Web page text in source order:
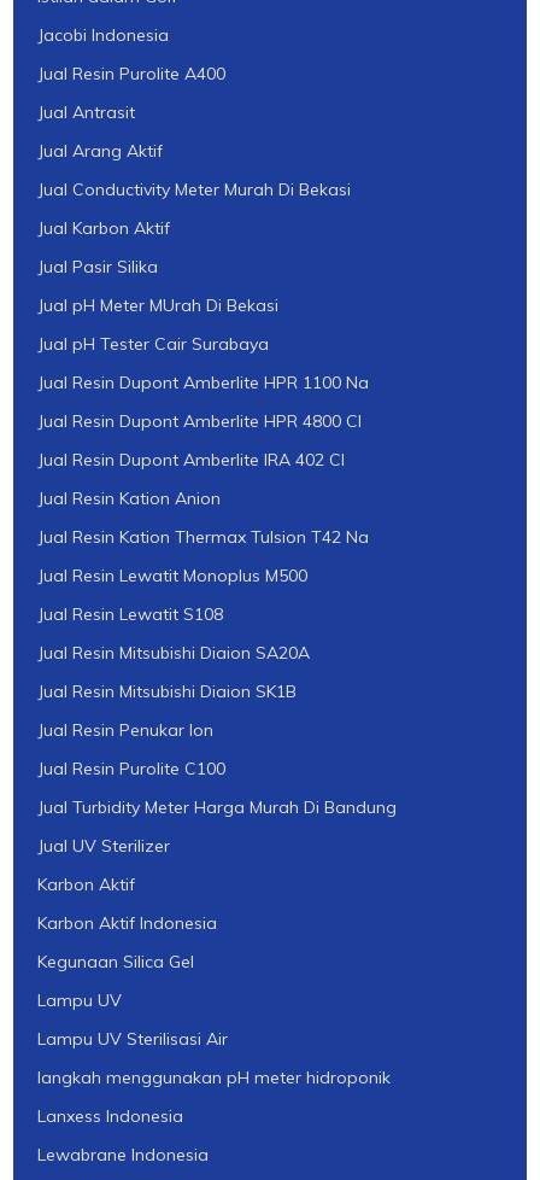
Jacobi Indonesia
Jual Resin Purolite A400
Jual Antrasit
Jual Arang Aktif
Jual Conductivity Meter Murah Di Bekasi
Jual Karbon Aktif
Jual Pasir Silika
Jual pH Meter MUrah Di Bekasi
Jual pH Tester Cair Surabaya
Jual Resin Dupont Amberlite HPR 1100 Na
Jual Resin Dupont Amberlite HPR 4800 Cl
Jual Resin Dupont Amberlite IRA 402 Cl
Jual Resin Kation Anion
Jual Resin Kation Thermax Tulsion T42 Na
Jual Resin Lewatit Monoplus M500
Jual Resin Lewatit S108
Jual Resin Mitsubishi Diaion SA20A
Jual Resin Mitsubishi Diaion SK1B
Jual Resin Penukar Ion
Jual Resin Purolite C100
Jual Turbidity Meter Harga Murah Di Bandung
Jual UV Sterilizer
Karbon Aktif
Karbon Aktif Indonesia
Kegunaan Silica Gel
Lampu UV
Lampu UV Sterilisasi Air
langkah menggunakan pH meter hidroponik
Lanxess Indonesia
Lewabrane Indonesia